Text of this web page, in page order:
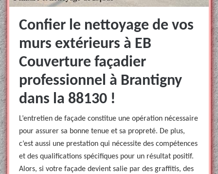
Confier le nettoyage de vos
murs extérieurs à EB
Couverture façadier
professionnel à Brantigny
dans la 88130 !
L’entretien de façade constitue une opération nécessaire
pour assurer sa bonne tenue et sa propreté. De plus,
c’est aussi une prestation qui nécessite des compétences
et des qualifications spécifiques pour un résultat positif.
Alors, si votre façade devient salie par des graffitis, des